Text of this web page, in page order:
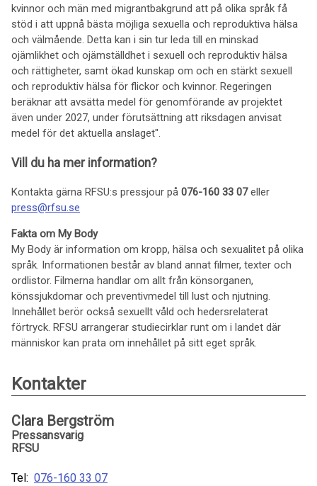
kvinnor och män med migrantbakgrund att på olika språk få
stöd i att uppnå bästa möjliga sexuella och reproduktiva hälsa
och välmående. Detta kan i sin tur leda till en minskad
ojämlikhet och ojämställdhet i sexuell och reproduktiv hälsa
och rättigheter, samt ökad kunskap om och en stärkt sexuell
och reproduktiv hälsa för flickor och kvinnor. Regeringen
beräknar att avsätta medel för genomförande av projektet
även under 2027, under förutsättning att riksdagen anvisat
medel för det aktuella anslaget".
Vill du ha mer information?
Kontakta gärna RFSU:s pressjour på 076-160 33 07eller
press@rfsu.se
Fakta om My Body
My Body är information om kropp, hälsa och sexualitet på olika
språk. Informationen består av bland annat filmer, texter och
ordlistor. Filmerna handlar om allt från könsorganen,
könssjukdomar och preventivmedel till lust och njutning.
Innehållet berör också sexuellt våld och hedersrelaterat
förtryck. RFSU arrangerar studiecirklar runt om i landet där
människor kan prata om innehållet på sitt eget språk.
Kontakter
Clara Bergström
Pressansvarig
RFSU
Tel: 076-160 33 07